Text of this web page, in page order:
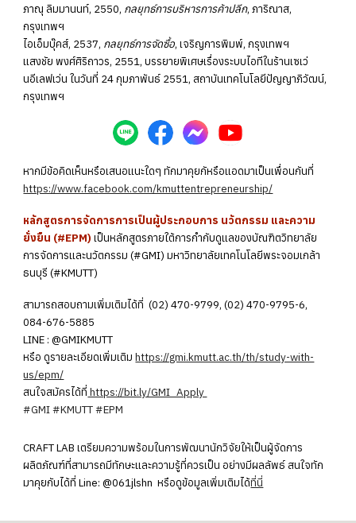
ภาณุ ลิมมานนท์, 2550, กลยุทธ์การบริหารการค้าปลีก, ภาริณาส,
กรุงเทพฯ
ไอเอ็มบุ๊คส์, 2537, กลยุทธ์การจัดซื้อ, เจริญการพิมพ์, กรุงเทพฯ
แสงชัย พงศ์ศิริถาวร, 2551, บรรยายพิเศษเรื่องระบบไอทีในร้านเซเว่
นอีเลฟเว่น ในวันที่ 24 กุมภาพันธ์ 2551, สถาบันเทคโนโลยีปัญญาภิวัฒน์,
กรุงเทพฯ
หากมีข้อคิดเห็นหรือเสนอแนะใดๆ ทักมาคุยกัหรือแอดมาเป็นเพื่อนกันที่
https://www.facebook.com/kmuttentrepreneurship/
หลักสูตรการจัดการการเป็นผู้ประกอบการ นวัตกรรม และความ
ยั่งยืน (#EPM) เป็นหลักสูตรภายใต้การกำกับดูแลของบัณฑิตวิทยาลัย
การจัดการและนวัตกรรม (#GMI) มหาวิทยาลัยเทคโนโลยีพระจอมเกล้า
ธนบุรี (#KMUTT)
สามารถสอบถามเพิ่มเติมได้ที่ (02) 470-9799, (02) 470-9795-6,
084-676-5885
LINE : @GMIKMUTT
หรือ ดูรายละเอียดเพิ่มเติม https://gmi.kmutt.ac.th/th/study-with-
us/epm/
สนใจสมัครได้ที่ https://bit.ly/GMI_Apply
#GMI#KMUTT#EPM
CRAFT LAB เตรียมความพร้อมในการพัฒนานักวิจัยให้เป็นผู้จัดการ
ผลิตภัณฑ์ที่สามารถมีทักษะและความรู้ที่ควรเป็น อย่างมีผลลัพธ์ สนใจทัก
มาคุยกับได้ที่ Line: @061jlshn หรือดูข้อมูลเพิ่มเติมได้ที่นี่